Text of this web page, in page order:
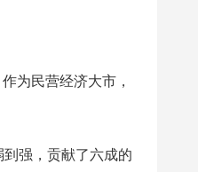
为民营经济大市，
强，贡献了六成的